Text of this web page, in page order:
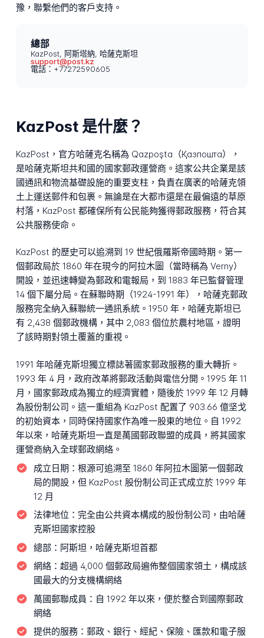
豫，聯繫他們的客戶支持。
總部
KazPost, 阿斯塔納, 哈薩克斯坦
support@post.kz
電話：+77272590605
KazPost 是什麼？
KazPost，官方哈薩克名稱為 Qazpoşta（Қазпошта），
是哈薩克斯坦共和國的國家郵政運營商。這家公共企業是該
國通訊和物流基礎設施的重要支柱，負責在廣袤的哈薩克領
土上運送郵件和包裹。無論是在大都市還是在最偏遠的草原
村落，KazPost 都確保所有公民能夠獲得郵政服務，符合其
公共服務使命。
KazPost 的歷史可以追溯到 19 世紀俄羅斯帝國時期。第一
個郵政局於 1860 年在現今的阿拉木圖（當時稱為 Verny）
開設，並迅速轉變為郵政和電報局，到 1883 年已監督管理
14 個下屬分局。在蘇聯時期（1924-1991 年），哈薩克郵政
服務完全納入蘇聯統一通訊系統。1950 年，哈薩克斯坦已
有 2,438 個郵政機構，其中 2,083 個位於農村地區，證明
了該時期對領土覆蓋的重視。
1991 年哈薩克斯坦獨立標誌著國家郵政服務的重大轉折。
1993 年 4 月，政府改革將郵政活動與電信分開。1995 年 11
月，國家郵政成為獨立的經濟實體，隨後於 1999 年 12 月轉
為股份制公司。這一重組為 KazPost 配置了 903.66 億坚戈
的初始資本，同時保持國家作為唯一股東的地位。自 1992
年以來，哈薩克斯坦一直是萬國郵政聯盟的成員，將其國家
運營商納入全球郵政網絡。
成立日期： 根源可追溯至 1860 年阿拉木圖第一個郵政
局的開設，但 KazPost 股份制公司正式成立於 1999 年
12 月
法律地位： 完全由公共資本構成的股份制公司，由哈薩
克斯坦國家控股
總部： 阿斯坦，哈薩克斯坦首都
網絡： 超過 4,000 個郵政局遍佈整個國家領土，構成該
國最大的分支機構網絡
萬國郵聯成員： 自 1992 年以來，便於整合到國際郵政
網絡
提供的服務： 郵政、銀行、經紀、保險、匯款和電子服